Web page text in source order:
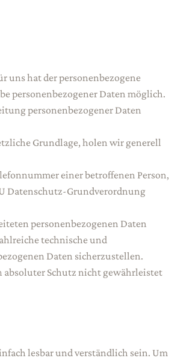
uns hat der personenbezogene
personenbezogener Daten möglich.
personenbezogener Daten
Grundlage, holen wir generell
einer betroffenen Person,
Datenschutz-Grundverordnung
personenbezogenen Daten
technische und
Daten sicherzustellen.
Schutz nicht gewährleistet
lesbar und verständlich sein. Um